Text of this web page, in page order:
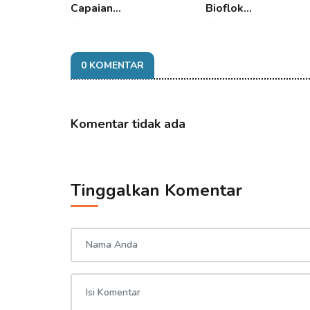
Capaian…
Bioflok…
0 KOMENTAR
Komentar tidak ada
Tinggalkan Komentar